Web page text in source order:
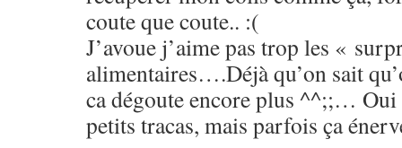
coute que coute.. :(
J’avoue j’aime pas trop les «
alimentaires….Déjà qu’on sait
ca dégoute encore plus ^^;;… Oui
petits tracas, mais parfois ça